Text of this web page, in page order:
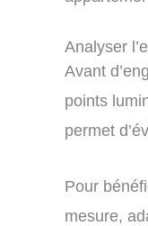
Analyser
Avant
points
permet
Pour
mesure,